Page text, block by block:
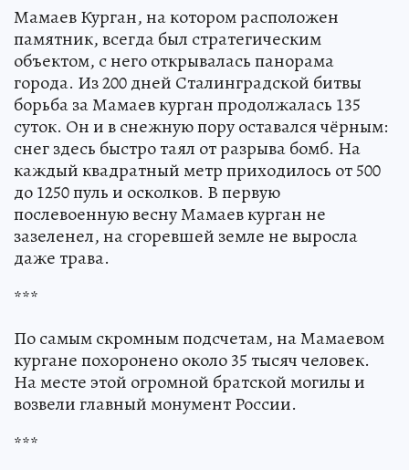
Мамаев Курган, на котором расположен
памятник, всегда был стратегическим
объектом, с него открывалась панорама
города. Из 200 дней Сталинградской битвы
борьба за Мамаев курган продолжалась 135
суток. Он и в снежную пору оставался чёрным:
снег здесь быстро таял от разрыва бомб. На
каждый квадратный метр приходилось от 500
до 1250 пуль и осколков. В первую
послевоенную весну Мамаев курган не
зазеленел, на сгоревшей земле не выросла
даже трава.
***
По самым скромным подсчетам, на Мамаевом
кургане похоронено около 35 тысяч человек.
На месте этой огромной братской могилы и
возвели главный монумент России.
***